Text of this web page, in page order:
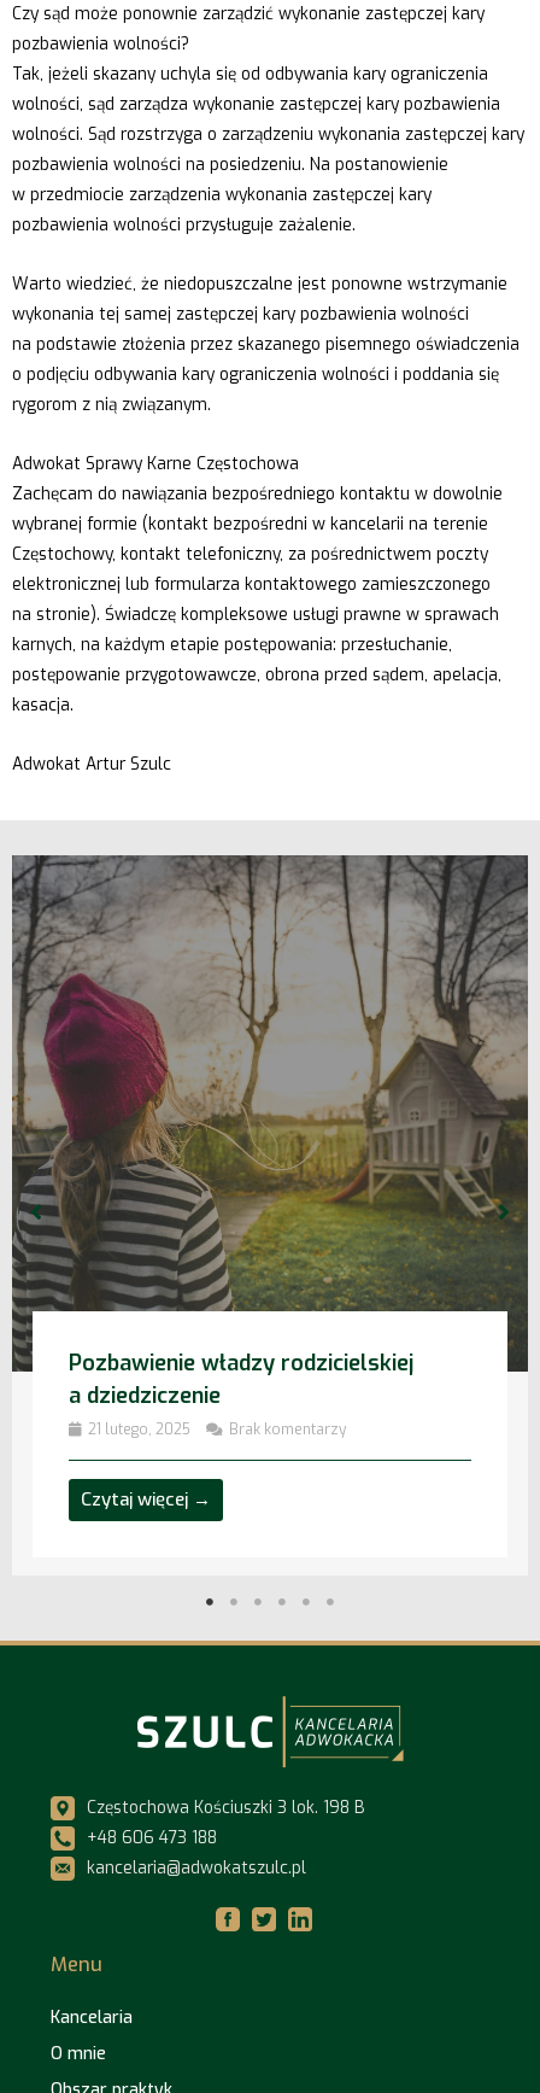
Czy sąd może ponownie zarządzić wykonanie zastępczej kary
pozbawienia wolności?
Tak, jeżeli skazany uchyla się od odbywania kary ograniczenia
wolności, sąd zarządza wykonanie zastępczej kary pozbawienia
wolności. Sąd rozstrzyga o zarządzeniu wykonania zastępczej kary
pozbawienia wolności na posiedzeniu. Na postanowienie
w przedmiocie zarządzenia wykonania zastępczej kary
pozbawienia wolności przysługuje zażalenie.
Warto wiedzieć, że niedopuszczalne jest ponowne wstrzymanie
wykonania tej samej zastępczej kary pozbawienia wolności
na podstawie złożenia przez skazanego pisemnego oświadczenia
o podjęciu odbywania kary ograniczenia wolności i poddania się
rygorom z nią związanym.
Adwokat Sprawy Karne Częstochowa
Zachęcam do nawiązania bezpośredniego kontaktu w dowolnie
wybranej formie (kontakt bezpośredni w kancelarii na terenie
Częstochowy, kontakt telefoniczny, za pośrednictwem poczty
elektronicznej lub formularza kontaktowego zamieszczonego
na stronie). Świadczę kompleksowe usługi prawne w sprawach
karnych, na każdym etapie postępowania: przesłuchanie,
postępowanie przygotowawcze, obrona przed sądem, apelacja,
kasacja.
Adwokat Artur Szulc
Separacja – co warto o niej wiedzić
18 lutego, 2025
Czytaj więcej →
+48 606 473 188